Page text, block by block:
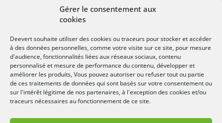
Gérer le consentement aux
cookies
Deevert souhaite utiliser des cookies ou traceurs pour stocker et accéder
à des données personnelles, comme votre visite sur ce site, pour mesure
d'audience, fonctionnalités liées aux réseaux sociaux, contenu
personnalisé et mesure de performance du contenu, développer et
améliorer les produits, Vous pouvez autoriser ou refuser tout ou partie
de ces traitements de données qui sont basés sur votre consentement ou
sur l'intérêt légitime de nos partenaires, à l'exception des cookies et/ou
traceurs nécessaires au fonctionnement de ce site.
SUIVEZ-NOUS...
deevert.com